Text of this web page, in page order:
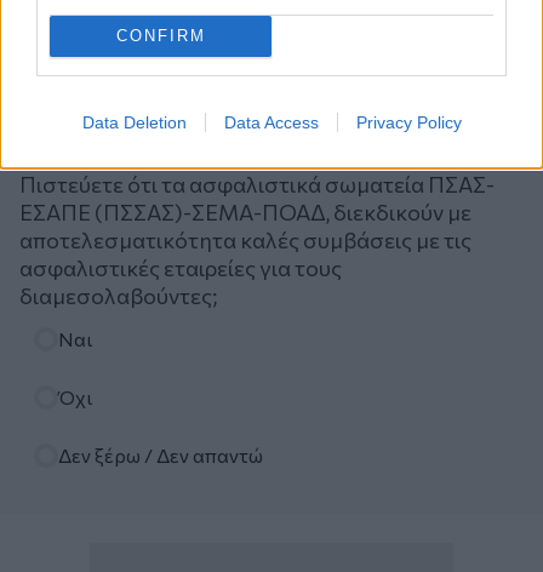
CONFIRM
Data Deletion Data Access Privacy Policy
Ψηφοφορία
Πιστεύετε ότι τα ασφαλιστικά σωματεία ΠΣΑΣ-
ΕΣΑΠΕ (ΠΣΣΑΣ)-ΣΕΜΑ-ΠΟΑΔ, διεκδικούν με
αποτελεσματικότητα καλές συμβάσεις με τις
ασφαλιστικές εταιρείες για τους
διαμεσολαβούντες;
Ναι
Όχι
Δεν ξέρω / Δεν απαντώ